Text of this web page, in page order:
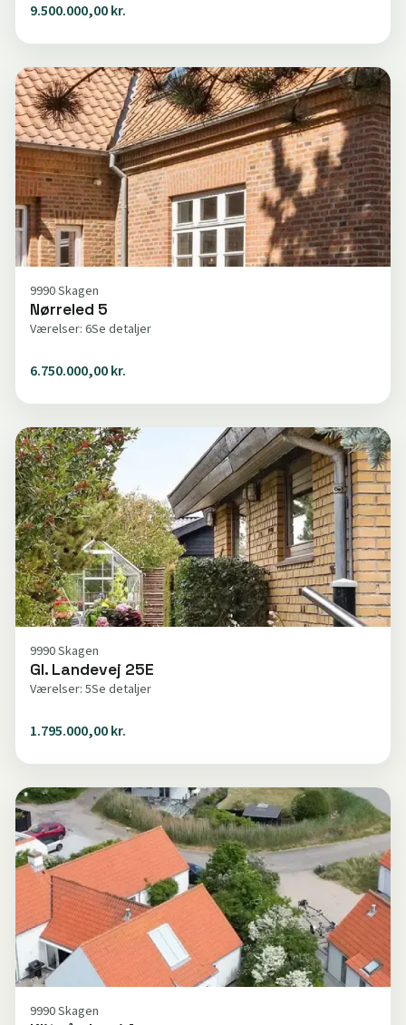
9.500.000,00 kr.
9990 Skagen
Nørreled 5
Værelser: 6Se detaljer
6.750.000,00 kr.
9990 Skagen
Gl. Landevej 25E
Værelser: 5Se detaljer
1.795.000,00 kr.
9990 Skagen